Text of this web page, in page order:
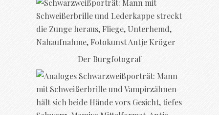
Der Burgfotograf